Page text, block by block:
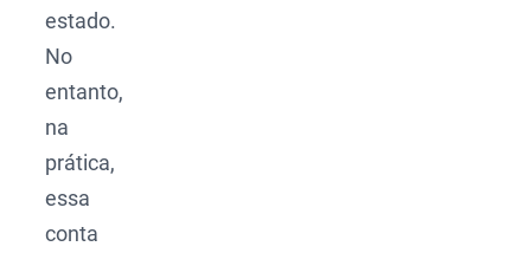
estado.
No
entanto,
na
prática,
essa
conta